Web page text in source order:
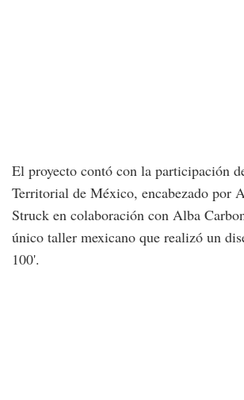
El proyecto contó con la participación
Territorial de México, encabezado por
Struck en colaboración con Alba
único taller mexicano que realizó un
100'.